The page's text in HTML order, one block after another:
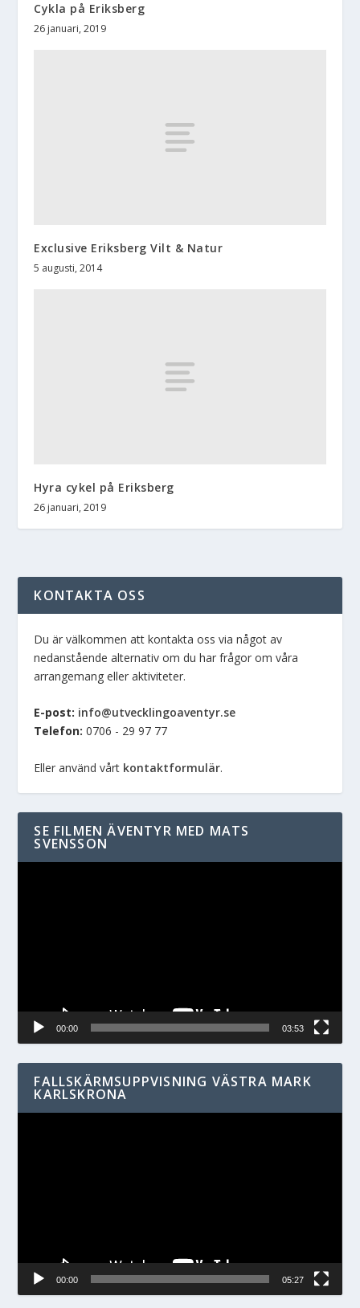
Cykla på Eriksberg
26 januari, 2019
Exclusive Eriksberg Vilt & Natur
5 augusti, 2014
Hyra cykel på Eriksberg
26 januari, 2019
KONTAKTA OSS
Du är välkommen att kontakta oss via något av
nedanstående alternativ om du har frågor om våra
arrangemang eller aktiviteter.
E-post: info@utvecklingoaventyr.se
Telefon: 0706 - 29 97 77
Eller använd vårt kontaktformulär.
SE FILMEN ÄVENTYR MED MATS
SVENSSON
00:00 03:53
FALLSKÄRMSUPPVISNING VÄSTRA MARK
KARLSKRONA
00:00 05:27